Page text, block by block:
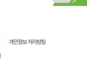
개인정보 처리방침